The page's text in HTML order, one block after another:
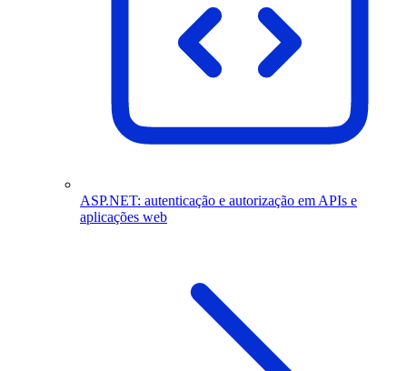
ASP.NET: autenticação e autorização em APIs e
aplicações web